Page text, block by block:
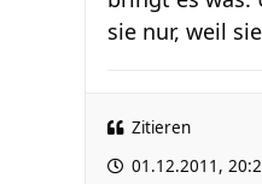
sie nur, weil
Zitieren
01.12.2011,